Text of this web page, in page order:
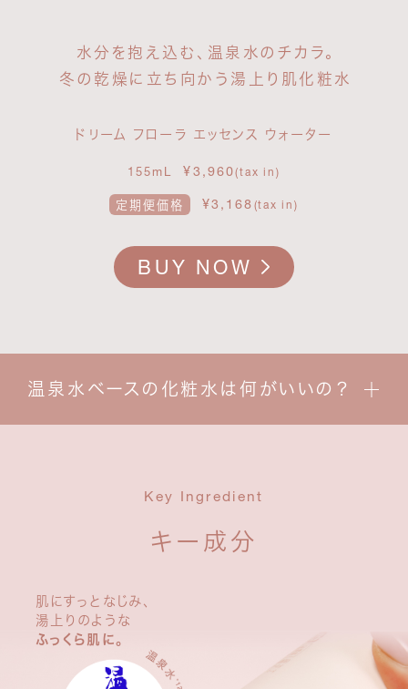
水分を抱え込む、温泉水のチカラ。
冬の乾燥に立ち向かう湯上り肌化粧水
ドリーム フローラ エッセンス ウォーター
155mL ¥3,960(tax in)
定期便価格 ¥3,168 (tax in)
BUY NOW
温泉水ベースの化粧水は何がいいの？
Key Ingredient
キー成分
肌にすっとなじみ、
湯上りのような
ふっくら肌に。